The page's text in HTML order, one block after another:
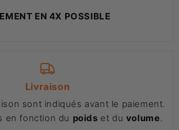
EN 4X POSSIBLE
Livraison
sont indiqués avant le paiement.
en fonction du poids et du volume